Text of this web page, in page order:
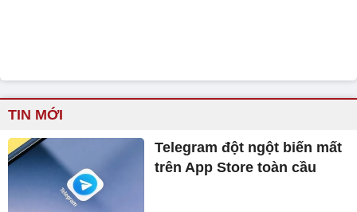
TIN MỚI
Telegram đột ngột biến mất
trên App Store toàn cầu